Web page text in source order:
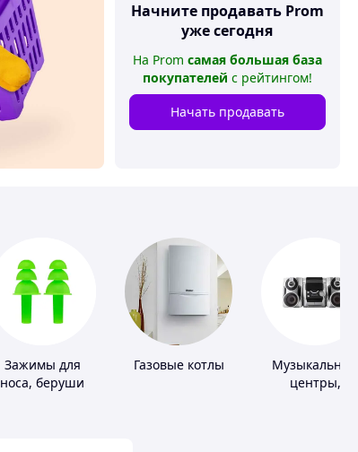
Начните продавать Prom
уже сегодня
На Prom самая большая база
покупателей с рейтингом!
Начать продавать
Зажимы для
носа, беруши
Газовые котлы
Музыкальные
центры,